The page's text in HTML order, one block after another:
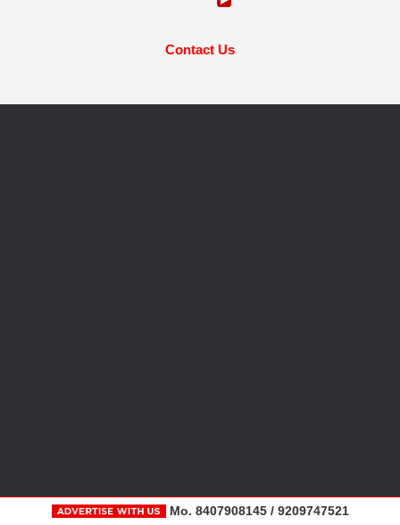
Contact Us
Mo. 8407908145 / 9209747521